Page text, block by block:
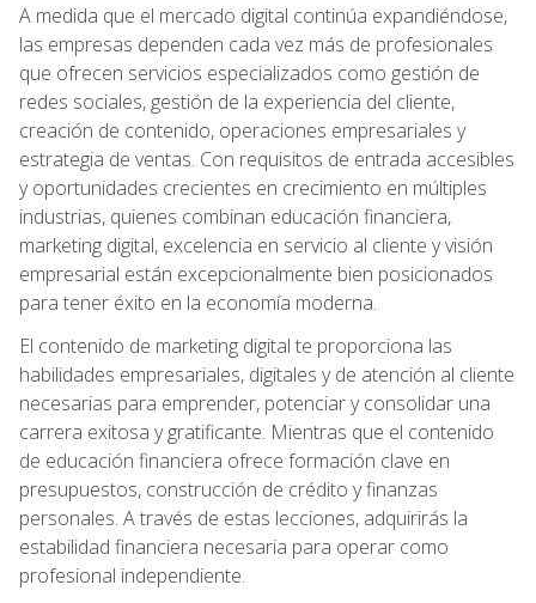
A medida que el mercado digital continúa expandiéndose,
las empresas dependen cada vez más de profesionales
que ofrecen servicios especializados como gestión de
redes sociales, gestión de la experiencia del cliente,
creación de contenido, operaciones empresariales y
estrategia de ventas. Con requisitos de entrada accesibles
y oportunidades crecientes en crecimiento en múltiples
industrias, quienes combinan educación financiera,
marketing digital, excelencia en servicio al cliente y visión
empresarial están excepcionalmente bien posicionados
para tener éxito en la economía moderna.
El contenido de marketing digital te proporciona las
habilidades empresariales, digitales y de atención al cliente
necesarias para emprender, potenciar y consolidar una
carrera exitosa y gratificante. Mientras que el contenido
de educación financiera ofrece formación clave en
presupuestos, construcción de crédito y finanzas
personales. A través de estas lecciones, adquirirás la
estabilidad financiera necesaria para operar como
profesional independiente.